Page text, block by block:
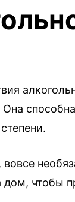
Она
дом, чтобы